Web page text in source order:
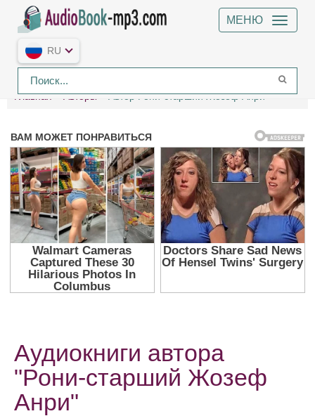
МЕНЮ
RU
Главная Авторы Автор Рони-старший Жозеф Анри
Аудиокниги автора
"Рони-старший Жозеф
Анри"